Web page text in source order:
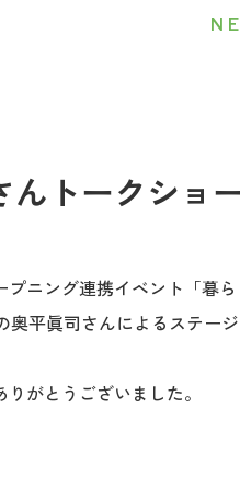
んトークショ
プニング連携イベント「暮
平眞司さんによるステー
がとうございました。